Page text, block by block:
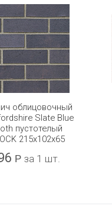
облицовочный
Slate Blue
пустотелый
215x102x65
Р за 1 шт.